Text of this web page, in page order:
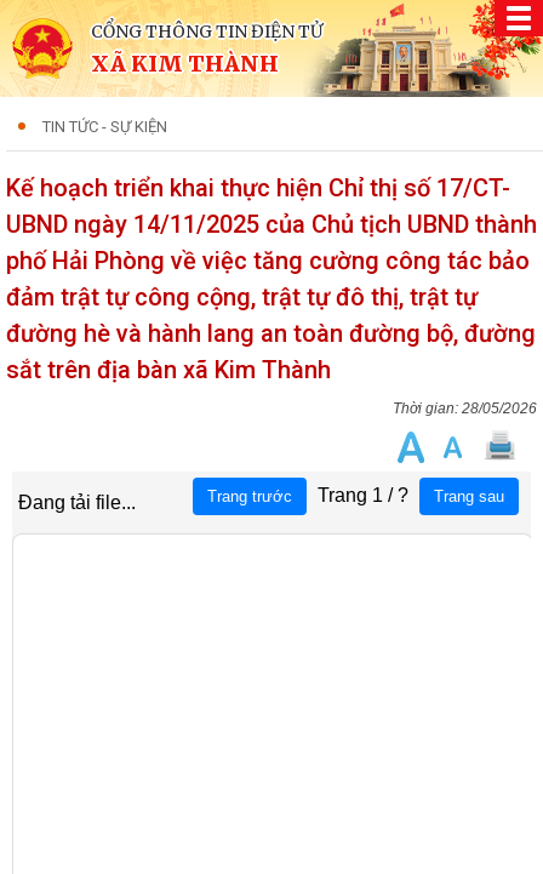
CỔNG THÔNG TIN ĐIỆN TỬ
XÃ KIM THÀNH
TIN TỨC - SỰ KIỆN
Kế hoạch triển khai thực hiện Chỉ thị số 17/CT-
UBND ngày 14/11/2025 của Chủ tịch UBND thành
phố Hải Phòng về việc tăng cường công tác bảo
đảm trật tự công cộng, trật tự đô thị, trật tự
đường hè và hành lang an toàn đường bộ, đường
sắt trên địa bàn xã Kim Thành
28/05/2026